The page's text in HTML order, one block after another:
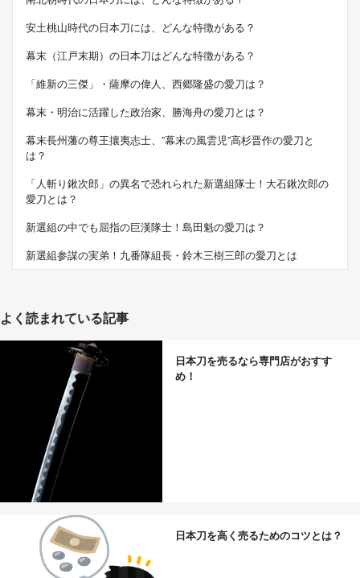
安土桃山時代の日本刀には、どんな特徴がある？
幕末（江戸末期）の日本刀はどんな特徴がある？
「維新の三傑」・薩摩の偉人、西郷隆盛の愛刀は？
幕末・明治に活躍した政治家、勝海舟の愛刀とは？
幕末長州藩の尊王攘夷志士、”幕末の風雲児”高杉晋作の愛刀と
は？
「人斬り鍬次郎」の異名で恐れられた新選組隊士！大石鍬次郎の
愛刀とは？
新選組の中でも屈指の巨漢隊士！島田魁の愛刀は？
新選組参謀の実弟！九番隊組長・鈴木三樹三郎の愛刀とは
よく読まれている記事
日本刀を売るなら専門店がおすす
め！
日本刀を高く売るためのコツとは？